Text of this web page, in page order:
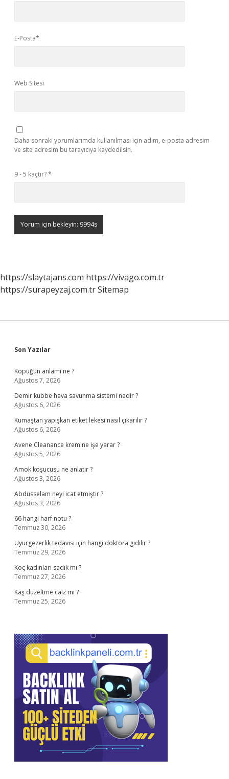
E-Posta*
Web Sitesi
Daha sonraki yorumlarımda kullanılması için adım, e-posta adresim
ve site adresim bu tarayıcıya kaydedilsin.
9 - 5 kaçtır?*
https://slaytajans.com https://vivago.com.tr
https://surapeyzaj.com.trSitemap
Sidebar
Son Yazılar
Köpüğün anlamı ne ?
Ağustos 7, 2026
Demir kubbe hava savunma sistemi nedir ?
Ağustos 6, 2026
Kumaştan yapışkan etiket lekesi nasıl çıkarılır ?
Ağustos 6, 2026
Avene Cleanance krem ne işe yarar ?
Ağustos 5, 2026
Amok koşucusu ne anlatır ?
Ağustos 3, 2026
Abdüsselam neyi icat etmiştir ?
Ağustos 3, 2026
66 hangi harf notu ?
Temmuz 30, 2026
Uyurgezerlik tedavisi için hangi doktora gidilir ?
Temmuz 29, 2026
Koç kadınları sadık mı ?
Temmuz 27, 2026
Kaş düzeltme caiz mi ?
Temmuz 25, 2026